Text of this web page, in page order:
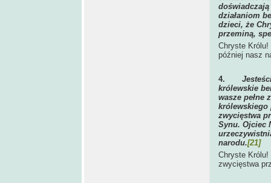
działaniom
dzieci, że
przeminą,
Chryste
później nasz
4.
królewskie
wasze pełne
królewskiego
zwycięstwa
Synu. Ojciec
narodu.[21]
Chryste Królu!
zwycięstwa